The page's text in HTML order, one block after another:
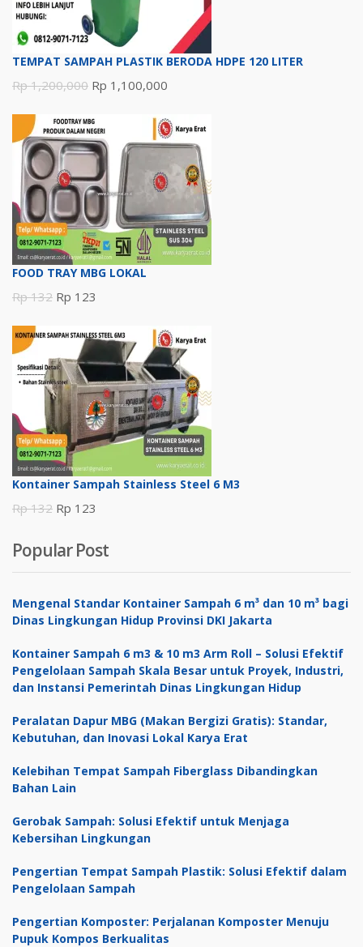
TEMPAT SAMPAH PLASTIK BERODA HDPE 120 LITER
Rp1,200,000 Harga
adalah:
Rp 1,200,000.
Rp 1,100,000
ini
adalah:
Rp 1,100,000.
FOOD TRAY MBG LOKAL
Rp132 Harga
adalah:
Rp 132.
Rp 123
ini
adalah:
Rp 123.
Kontainer Sampah Stainless Steel 6 M3
Rp132 Harga
adalah:
Rp 132.
Rp 123
ini
adalah:
Rp 123.
Popular Post
Mengenal Standar Kontainer Sampah 6 m³ dan 10 m³ bagi
Dinas Lingkungan Hidup Provinsi DKI Jakarta
Kontainer Sampah 6 m3 & 10 m3 Arm Roll – Solusi Efektif
Pengelolaan Sampah Skala Besar untuk Proyek, Industri,
dan Instansi Pemerintah Dinas Lingkungan Hidup
Peralatan Dapur MBG (Makan Bergizi Gratis): Standar,
Kebutuhan, dan Inovasi Lokal Karya Erat
Kelebihan Tempat Sampah Fiberglass Dibandingkan
Bahan Lain
Gerobak Sampah: Solusi Efektif untuk Menjaga
Kebersihan Lingkungan
Pengertian Tempat Sampah Plastik: Solusi Efektif dalam
Pengelolaan Sampah
Pengertian Komposter: Perjalanan Komposter Menuju
Pupuk Kompos Berkualitas